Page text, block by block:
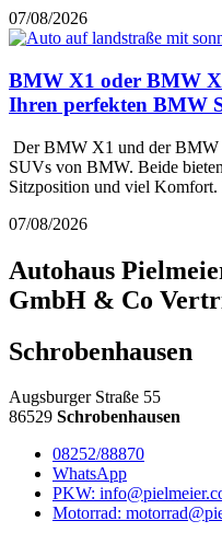
07/08/2026
BMW X1 oder BMW
Ihren perfekten BMW
Der BMW X1 und der BMW
SUVs von BMW. Beide
Sitzposition und viel Komfort.
07/08/2026
Autohaus
GmbH & Co
Schrobenhausen
Augsburger Straße 55
86529 Schrobenhausen
08252/88870
WhatsApp
PKW:
Motorrad: